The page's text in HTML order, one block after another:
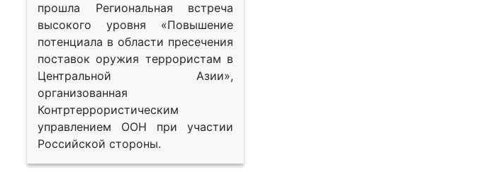
прошла Региональная встреча
высокого уровня «Повышение
потенциала в области пресечения
поставок оружия террористам в
Центральной Азии»,
организованная
Контртеррористическим
управлением ООН при участии
Российской стороны.